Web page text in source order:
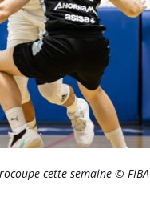
cette semaine © FIBA